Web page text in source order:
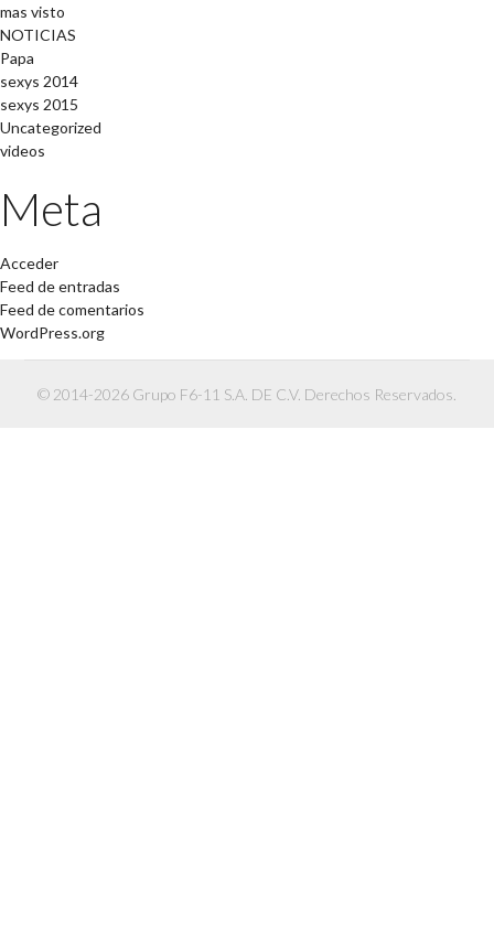
mas visto
NOTICIAS
Papa
sexys 2014
sexys 2015
Uncategorized
videos
Meta
Acceder
Feed de entradas
Feed de comentarios
WordPress.org
© 2014-2026 Grupo F6-11 S.A. DE C.V. Derechos Reservados.